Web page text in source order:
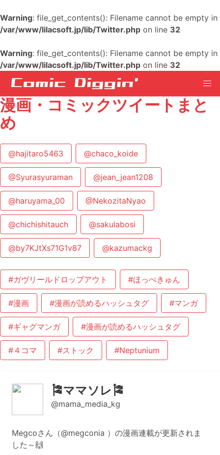
Warning: file_get_contents(): Filename cannot be empty in
/var/www/lilacsoft.jp/lib/Twitter.php on line 32
Warning: file_get_contents(): Filename cannot be empty in
/var/www/lilacsoft.jp/lib/Twitter.php on line 32
漫画・コミックツイートまと
め
@hajitaro5463 @chaco_koide
@Syurasyuraman @jean_jean1208
@haruyama_00 @NekozitaNyao
@chichishitauch @sakulabosi
@by7KJtXs71G1v87 @kazumackg
#ガヴリールドロップアウト #ほっぺきゅん
#漫画 #漫画が読めるハッシュタグ #マンガ
#ギャグマンガ #漫画が読めるハッシュタグ
#４コマ #ストック #Neptunium
🎏ママソレ🎏
@mama_media_kg
Megcoさん（@megconia ）の漫画連載が更新されま
した～🙌